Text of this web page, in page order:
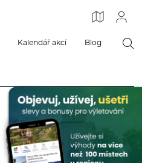
Kalendář akcí Blog